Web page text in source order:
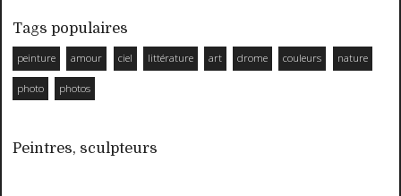
Tags populaires
peinture amour ciel littérature art drome couleurs nature
photo photos
Peintres, sculpteurs